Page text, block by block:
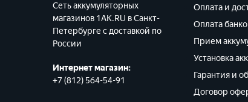
Сеть аккумуляторных
магазинов 1AK.RU в Санкт-
Петербурге с доставкой по
России
Интернет магазин:
+7 (812) 564-54-91
Оплата и
Оплата
Прием
Установка
Гарантия и
Договор